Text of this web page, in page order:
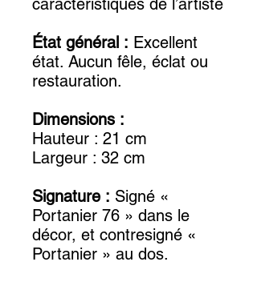
caractéristiques de l’artiste
État général : Excellent
état. Aucun fêle, éclat ou
restauration.
Dimensions :
Hauteur : 21 cm
Largeur : 32 cm
Signature : Signé «
Portanier 76 » dans le
décor, et contresigné «
Portanier » au dos.